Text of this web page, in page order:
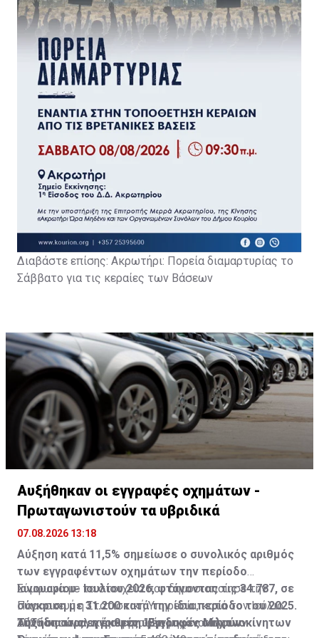
Διαβάστε επίσης: Ακρωτήρι: Πορεία διαμαρτυρίας το
Σάββατο για τις κεραίες των Βάσεων
Αυξήθηκαν οι εγγραφές οχημάτων -
Πρωταγωνιστούν τα υβριδικά
07.08.2026 13:18
Αύξηση κατά 11,5% σημείωσε ο συνολικός αριθμός
των εγγραφέντων οχημάτων την περίοδο
Ιανουαρίου- Ιουλίου 2026, φτάνοντας τις 34.787, σε
σύγκριση με 31.200 κατά την ίδια περίοδο του 2025.
Την ίδια ώρα, η έκθεση "Εγγραφές Μηχανοκίνητων
Σύμφωνα με τα στοιχεία που δημοσιοποίησε την
Παρασκευή η Στατιστική Υπηρεσία, κατά τον Ιούλιο
2026 οι συνολικές εγγραφές μηχανοκίνητων
Αύξηση στις εγγραφές υβριδικών σαλούν